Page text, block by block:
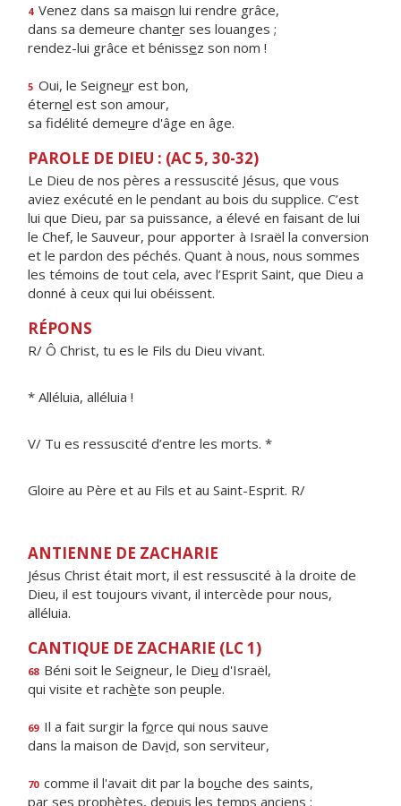
4 Venez dans sa maison lui rendre grâce,
dans sa demeure chanter ses louanges ;
rendez-lui grâce et bénissez son nom !
5 Oui, le Seigneur est bon,
éternel est son amour,
sa fidélité demeure d'âge en âge.
PAROLE DE DIEU : (AC 5, 30-32)
Le Dieu de nos pères a ressuscité Jésus, que vous
aviez exécuté en le pendant au bois du supplice. C’est
lui que Dieu, par sa puissance, a élevé en faisant de lui
le Chef, le Sauveur, pour apporter à Israël la conversion
et le pardon des péchés. Quant à nous, nous sommes
les témoins de tout cela, avec l’Esprit Saint, que Dieu a
donné à ceux qui lui obéissent.
RÉPONS
R/ Ô Christ, tu es le Fils du Dieu vivant.
* Alléluia, alléluia !
V/ Tu es ressuscité d’entre les morts. *
Gloire au Père et au Fils et au Saint-Esprit. R/
ANTIENNE DE ZACHARIE
Jésus Christ était mort, il est ressuscité à la droite de
Dieu, il est toujours vivant, il intercède pour nous,
alléluia.
CANTIQUE DE ZACHARIE (LC 1)
68 Béni soit le Seigneur, le Dieu d'Israël,
qui visite et rachète son peuple.
69 Il a fait surgir la force qui nous sauve
dans la maison de David, son serviteur,
70 comme il l'avait dit par la bouche des saints,
par ses prophètes, depuis les temps anciens :